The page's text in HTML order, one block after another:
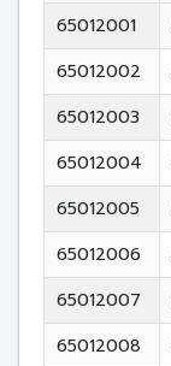
65012001
65012002
65012003
65012004
65012005
65012006
65012007
65012008